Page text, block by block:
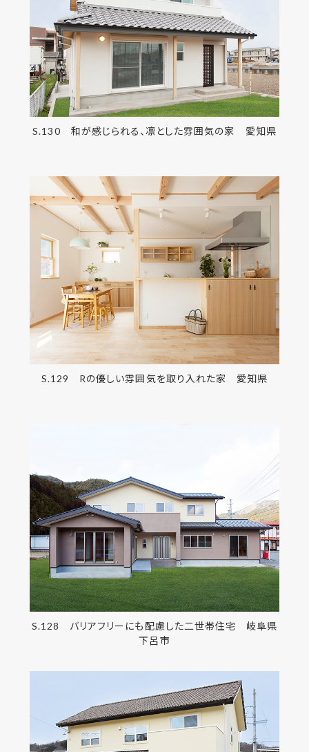
S.130 和が感じられる、凛とした雰囲気の家 愛知県
S.129 Rの優しい雰囲気を取り入れた家 愛知県
S.128 バリアフリーにも配慮した二世帯住宅 岐阜県
下呂市